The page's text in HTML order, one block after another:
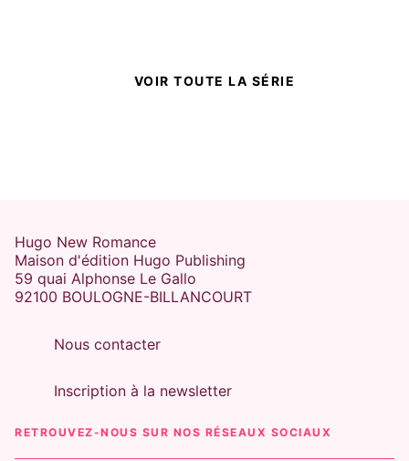
VOIR TOUTE LA SÉRIE
Hugo New Romance
Maison d'édition Hugo Publishing
59 quai Alphonse Le Gallo
92100 BOULOGNE-BILLANCOURT
Nous contacter
Inscription à la newsletter
RETROUVEZ-NOUS SUR NOS RÉSEAUX SOCIAUX